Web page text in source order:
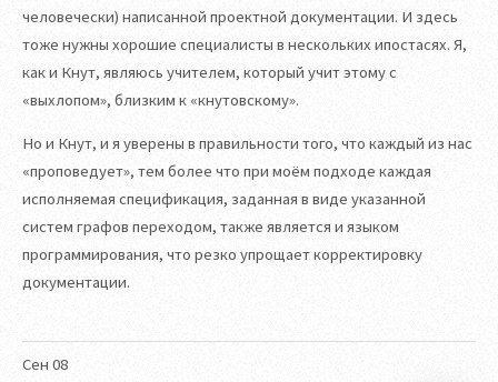
Сен 08
человечески) написанной проектной документации. И здесь
тоже нужны хорошие специалисты в нескольких ипостасях. Я,
как и Кнут, являюсь учителем, который учит этому с
«выхлопом», близким к «кнутовскому».
Но и Кнут, и я уверены в правильности того, что каждый из нас
«проповедует», тем более что при моём подходе каждая
исполняемая спецификация, заданная в виде указанной
систем графов переходом, также является и языком
программирования, что резко упрощает корректировку
документации.